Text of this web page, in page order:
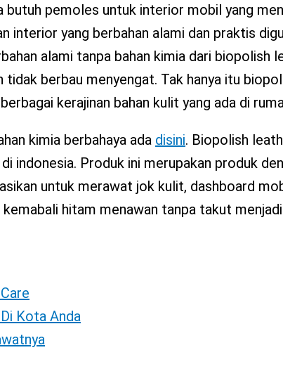
pemoles untuk interior mobil yang
interior yang berbahan alami dan praktis
alami tanpa bahan kimia dari biopolish
tidak berbau menyengat. Tak hanya itu
kerajinan bahan kulit yang ada di
kimia berbahaya ada disini. Biopolish
indonesia. Produk ini merupakan produk
untuk merawat jok kulit, dashboard
hitam menawan tanpa takut
Kota Anda